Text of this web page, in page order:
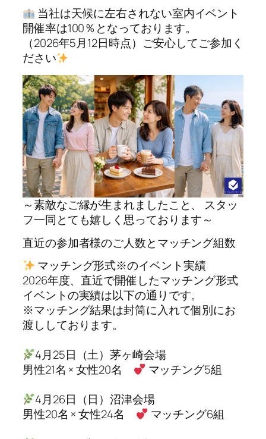
当社は天候に左右されない室内イベント
開催率は100％となっております。
（2026年5月12日時点）ご安心してご参加く
ださい
～素敵なご縁が生まれましたこと、 スタッ
フ一同とても嬉しく思っております～
直近の参加者様のご人数とマッチング組数
マッチング形式※のイベント実績
2026年度、直近で開催したマッチング形式
イベントの実績は以下の通りです。
※マッチング結果は封筒に入れて個別にお
渡ししております。
4月25日（土）茅ヶ崎会場
男性21名 × 女性20名
マッチング5組
4月26日（日）沼津会場
男性20名 × 女性24名
マッチング6組